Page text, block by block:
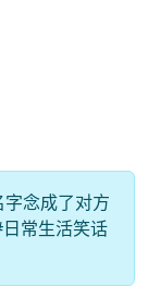
念成了对方
常生活笑话